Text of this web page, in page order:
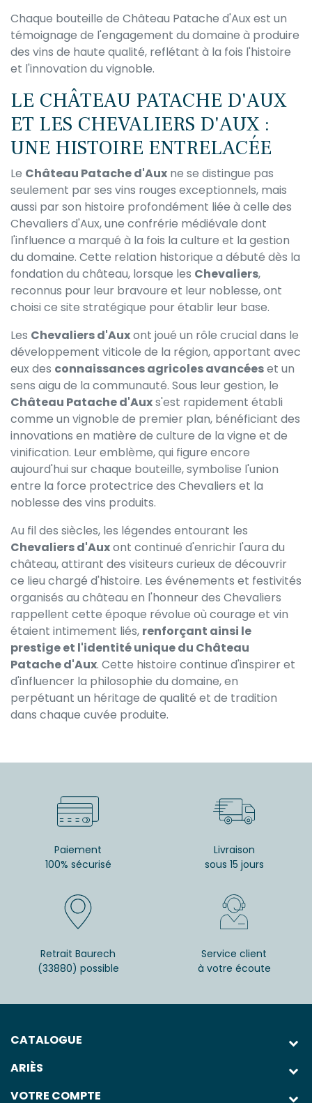
Chaque bouteille de Château Patache d'Aux est un
témoignage de l'engagement du domaine à produire
des vins de haute qualité, reflétant à la fois l'histoire
et l'innovation du vignoble.
LE CHÂTEAU PATACHE D'AUX
ET LES CHEVALIERS D'AUX :
UNE HISTOIRE ENTRELACÉE
Le Château Patache d'Aux ne se distingue pas
seulement par ses vins rouges exceptionnels, mais
aussi par son histoire profondément liée à celle des
Chevaliers d'Aux, une confrérie médiévale dont
l'influence a marqué à la fois la culture et la gestion
du domaine. Cette relation historique a débuté dès la
fondation du château, lorsque les Chevaliers,
reconnus pour leur bravoure et leur noblesse, ont
choisi ce site stratégique pour établir leur base.
Les Chevaliers d'Auxont joué un rôle crucial dans le
développement viticole de la région, apportant avec
eux des connaissances agricoles avancéeset un
sens aigu de la communauté. Sous leur gestion, le
Château Patache d'Auxs'est rapidement établi
comme un vignoble de premier plan, bénéficiant des
innovations en matière de culture de la vigne et de
vinification. Leur emblème, qui figure encore
aujourd'hui sur chaque bouteille, symbolise l'union
entre la force protectrice des Chevaliers et la
noblesse des vins produits.
Au fil des siècles, les légendes entourant les
Chevaliers d'Auxont continué d'enrichir l'aura du
château, attirant des visiteurs curieux de découvrir
ce lieu chargé d'histoire. Les événements et festivités
organisés au château en l'honneur des Chevaliers
rappellent cette époque révolue où courage et vin
étaient intimement liés, renforçant ainsi le
prestige et l'identité unique du Château
Patache d'Aux. Cette histoire continue d'inspirer et
d'influencer la philosophie du domaine, en
perpétuant un héritage de qualité et de tradition
dans chaque cuvée produite.
Paiement
100% sécurisé
Livraison
sous 15 jours
Retrait Baurech
(33880) possible
Service client
à votre écoute
CATALOGUE
ARIÈS
VOTRE COMPTE